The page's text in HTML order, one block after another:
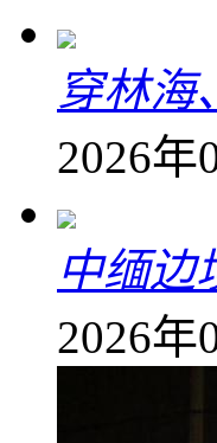
穿林海
2026年
中缅边
2026年